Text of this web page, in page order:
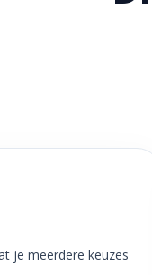
je meerdere keuzes